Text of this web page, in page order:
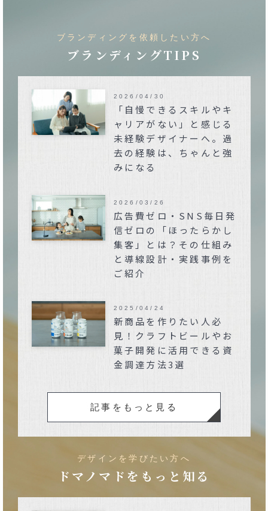
ブランディングを依頼したい方へ
ブランディングTIPS
「自慢できるスキルやキ
ャリアがない」と感じる
未経験デザイナーへ。過
去の経験は、ちゃんと強
みになる
2026/04/30
広告費ゼロ・SNS毎日発
信ゼロの「ほったらかし
集客」とは？その仕組み
と導線設計・実践事例を
ご紹介
2026/03/26
新商品を作りたい人必
見！クラフトビールやお
菓子開発に活用できる資
金調達方法3選
2025/04/24
記事をもっと見る
デザインを学びたい方へ
ドマノマドをもっと知る